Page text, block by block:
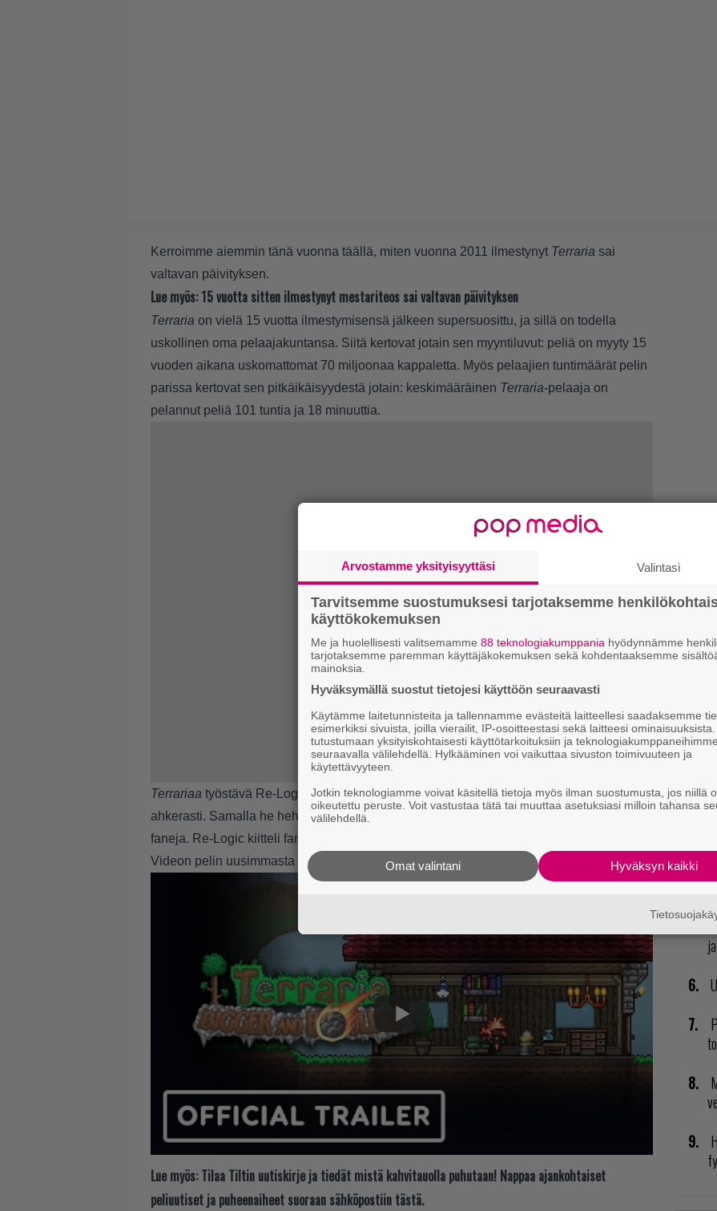
Kerroimme aiemmin tänä vuonna täällä, miten vuonna 2011 ilmestynyt Terraria sai
valtavan päivityksen.
Lue myös: 15 vuotta sitten ilmestynyt mestariteos sai valtavan päivityksen
Terraria on vielä 15 vuotta ilmestymisensä jälkeen supersuosittu, ja sillä on todella
uskollinen oma pelaajakuntansa. Siitä kertovat jotain sen myyntiluvut: peliä on myyty 15
vuoden aikana uskomattomat 70 miljoonaa kappaletta. Myös pelaajien tuntimäärät pelin
parissa kertovat sen pitkäikäisyydestä jotain: keskimääräinen Terraria-pelaaja on
pelannut peliä 101 tuntia ja 18 minuuttia.
Terrariaa työstävä Re-Logic myös lupailee, että peliä päivitetään jatkossakin todella
ahkerasti. Samalla he hehkuttelivat, miten peliä ei olisi olemassa ilman sen intohimoisia
faneja. Re-Logic kiitteli fanejaan Steamissä pitkässä kirjoituksessa, jonka löydät
Videon pelin uusimmasta päivityksestä löydät alta.
Lue myös: Tilaa Tiltin uutiskirje ja tiedät mistä kahvitauolla puhutaan! Nappaa ajankohtaiset
peliuutiset ja puheenaiheet suoraan sähköpostiin tästä.
Arvostamme yksityisyyttäsi Valintasi
Tarvitsemme suostumuksesi tarjotaksemme
käyttökokemuksen
Me ja huolellisesti valitsemamme 88 teknologiakumppania hyödynnämme
tarjotaksemme paremman käyttäjäkokemuksen sekä kohdentaaksemme
mainoksia.
Hyväksymällä suostut tietojesi käyttöön seuraavasti
Käytämme laitetunnisteita ja tallennamme evästeitä laitteellesi saadaksemme
esimerkiksi sivuista, joilla vierailit, IP-osoitteestasi sekä laitteesi
tutustumaan yksityiskohtaisesti käyttötarkoituksiin ja teknologiakumppaneihimme
seuraavalla välilehdellä. Hylkääminen voi vaikuttaa sivuston toimivuuteen ja
käytettävyyteen.
Jotkin teknologiamme voivat käsitellä tietoja myös ilman suostumusta, jos niillä
oikeutettu peruste. Voit vastustaa tätä tai muuttaa asetuksiasi milloin tahansa
välilehdellä.
Hyväksyn kaikki
Omat valintani